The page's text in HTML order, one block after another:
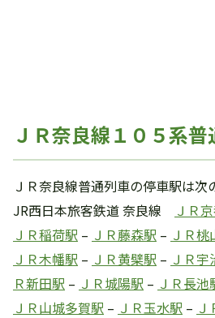
ＪＲ奈良線１０５系
ＪＲ奈良線普通列車の停車駅は次
JR西日本旅客鉄道 奈良線
ＪＲ
ＪＲ稲荷駅 – ＪＲ藤森駅 – ＪＲ桃
ＪＲ木幡駅 – ＪＲ黄檗駅 – ＪＲ宇
Ｒ新田駅 – ＪＲ城陽駅 – ＪＲ長池
ＪＲ山城多賀駅 – ＪＲ玉水駅 –